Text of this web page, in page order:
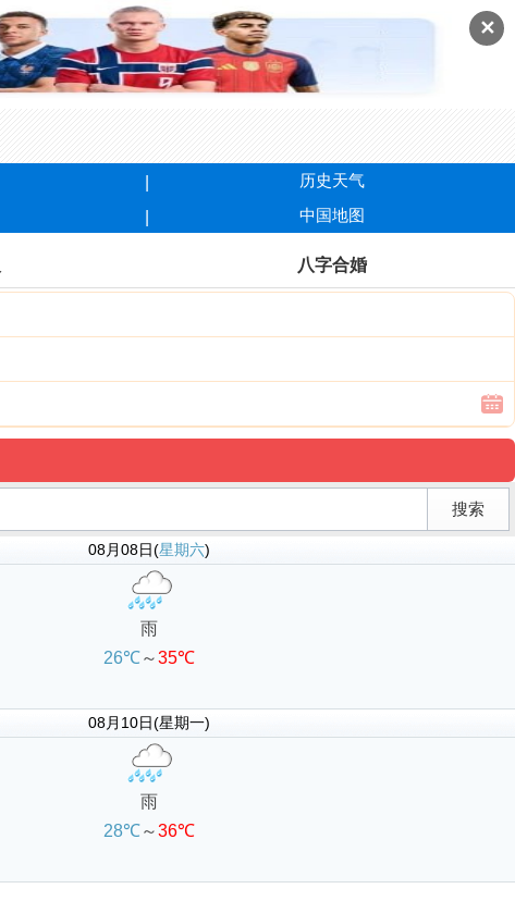
✕
历史天气
中国地图
八字合婚
08月08日(星期六)
雨
26℃～35℃
08月10日(星期一)
雨
28℃～36℃